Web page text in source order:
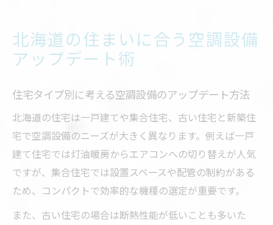
北海道の住まいに合う空調設備
アップデート術
住宅タイプ別に考える空調設備のアップデート方法
北海道の住宅は一戸建てや集合住宅、古い住宅と新築住
宅で空調設備のニーズが大きく異なります。例えば一戸
建て住宅では灯油暖房からエアコンへの切り替えが人気
ですが、集合住宅では設置スペースや配管の制約がある
ため、コンパクトで効率的な機種の選定が重要です。
また、古い住宅の場合は断熱性能が低いことも多いた